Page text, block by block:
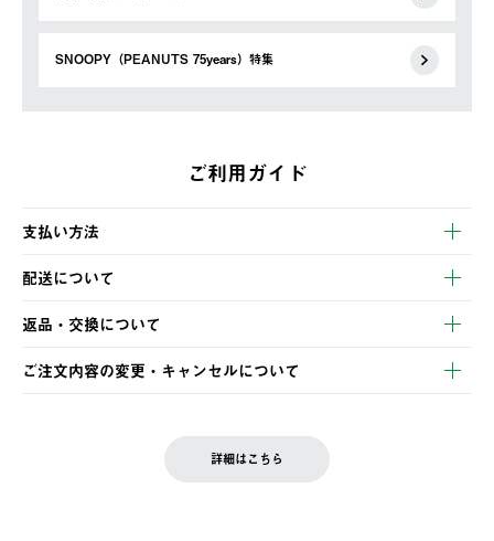
SNOOPY（PEANUTS 75years）特集
ご利用ガイド
支払い方法
以下のいずれかの方法でお支払いいただけます。
・クレジットカード決済
・コンビニ決済
・Pay-easy決済
配送について
【発送スケジュール】
ご注文・ご入金完了より2営業日以内に商品を発送いたします。
土日祝の発送はございませんので、木曜日以降のご注文は週明け
の発送となる場合がございます。
返品・交換について
※お客様都合の場合
お客様都合の返品にかかる送料は、お客様ご負担とさせていただ
ご注文内容の変更・キャンセルについて
LOGOS FAMILY会員の方は、会員マイページ内 購入履歴画面に
詳細はこちら